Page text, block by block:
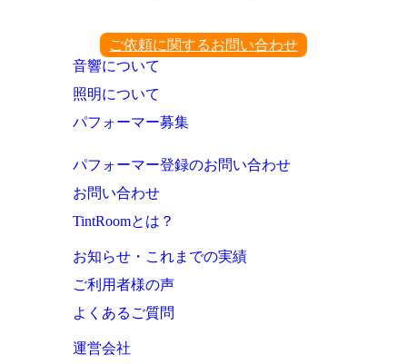
ご依頼に関するお問い合わせ
音響について
照明について
パフォーマー募集
パフォーマー登録のお問い合わせ
お問い合わせ
TintRoomとは？
お知らせ・これまでの実績
ご利用者様の声
よくあるご質問
運営会社